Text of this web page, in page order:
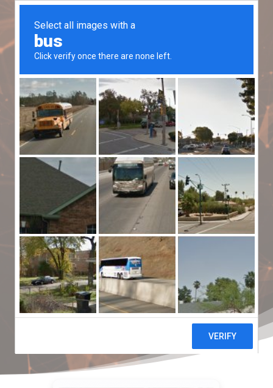
SIMULADORES VIRTUALES
CLOUD LABS
El más innovador y avanzado entorno
virtual de aprendizaje para las áreas de
ciencias naturales, química, física,
matemáticas e ingenierías que integra el
uso de las tecnologías de la información
a través del concepto STEM.